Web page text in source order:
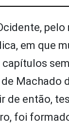
pelo
em que
Machado
de então,
foi